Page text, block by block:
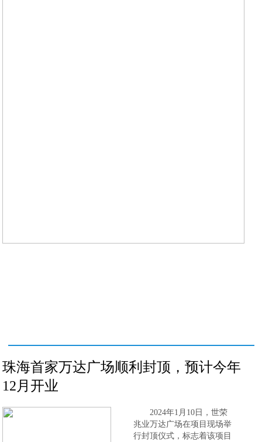
珠海首家万达广场顺利封顶，预计今年
12月开业
2024年1月10日，世荣
兆业万达广场在项目现场举
行封顶仪式，标志着该项目